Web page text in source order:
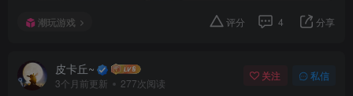
潮玩游戏 评分 4 分享
皮卡丘~
3个月前更新 277次阅读
关注 私信